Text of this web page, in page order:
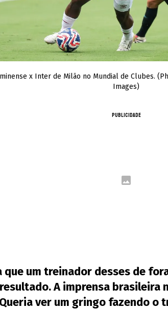
x Inter de Milão no Mundial de Clubes.
Images)
PUBLICIDADE
que um treinador desses de
A imprensa brasileira
ver um gringo fazendo o